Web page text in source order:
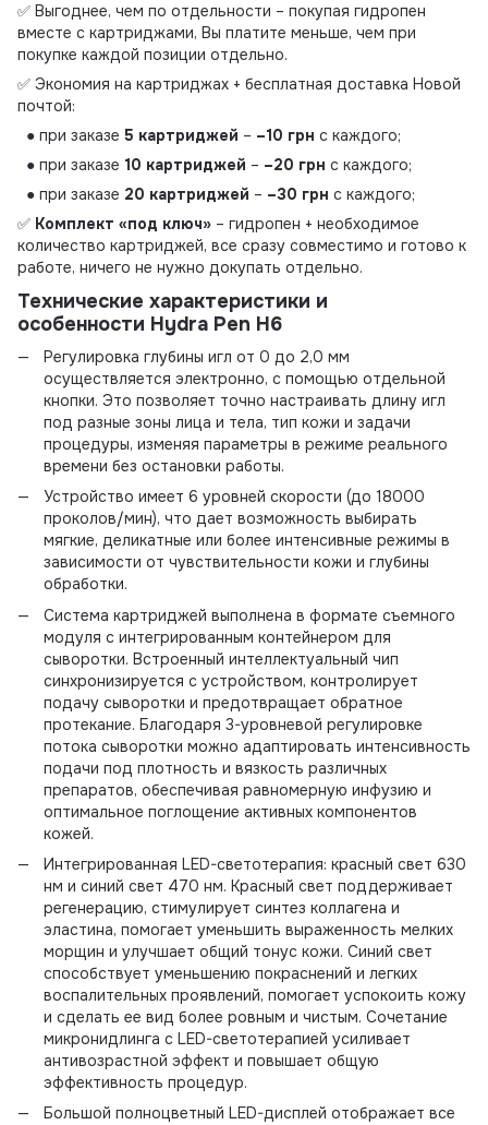
✅ Выгоднее, чем по отдельности – покупая гидропен
вместе с картриджами, Вы платите меньше, чем при
покупке каждой позиции отдельно.
✅ Экономия на картриджах + бесплатная доставка Новой
почтой:
● при заказе 5 картриджей – –10 грн с каждого;
● при заказе 10 картриджей – –20 грн с каждого;
● при заказе 20 картриджей – –30 грн с каждого;
✅ Комплект «под ключ» – гидропен + необходимое
количество картриджей, все сразу совместимо и готово к
работе, ничего не нужно докупать отдельно.
Технические характеристики и
особенности Hydra Pen H6
Регулировка глубины игл от 0 до 2,0 мм
осуществляется электронно, с помощью отдельной
кнопки. Это позволяет точно настраивать длину игл
под разные зоны лица и тела, тип кожи и задачи
процедуры, изменяя параметры в режиме реального
времени без остановки работы.
Устройство имеет 6 уровней скорости (до 18000
проколов/мин), что дает возможность выбирать
мягкие, деликатные или более интенсивные режимы в
зависимости от чувствительности кожи и глубины
обработки.
Система картриджей выполнена в формате съемного
модуля с интегрированным контейнером для
сыворотки. Встроенный интеллектуальный чип
синхронизируется с устройством, контролирует
подачу сыворотки и предотвращает обратное
протекание. Благодаря 3-уровневой регулировке
потока сыворотки можно адаптировать интенсивность
подачи под плотность и вязкость различных
препаратов, обеспечивая равномерную инфузию и
оптимальное поглощение активных компонентов
кожей.
Интегрированная LED-светотерапия: красный свет 630
нм и синий свет 470 нм. Красный свет поддерживает
регенерацию, стимулирует синтез коллагена и
эластина, помогает уменьшить выраженность мелких
морщин и улучшает общий тонус кожи. Синий свет
способствует уменьшению покраснений и легких
воспалительных проявлений, помогает успокоить кожу
и сделать ее вид более ровным и чистым. Сочетание
микронидлинга с LED-светотерапией усиливает
антивозрастной эффект и повышает общую
эффективность процедур.
Большой полноцветный LED-дисплей отображает все